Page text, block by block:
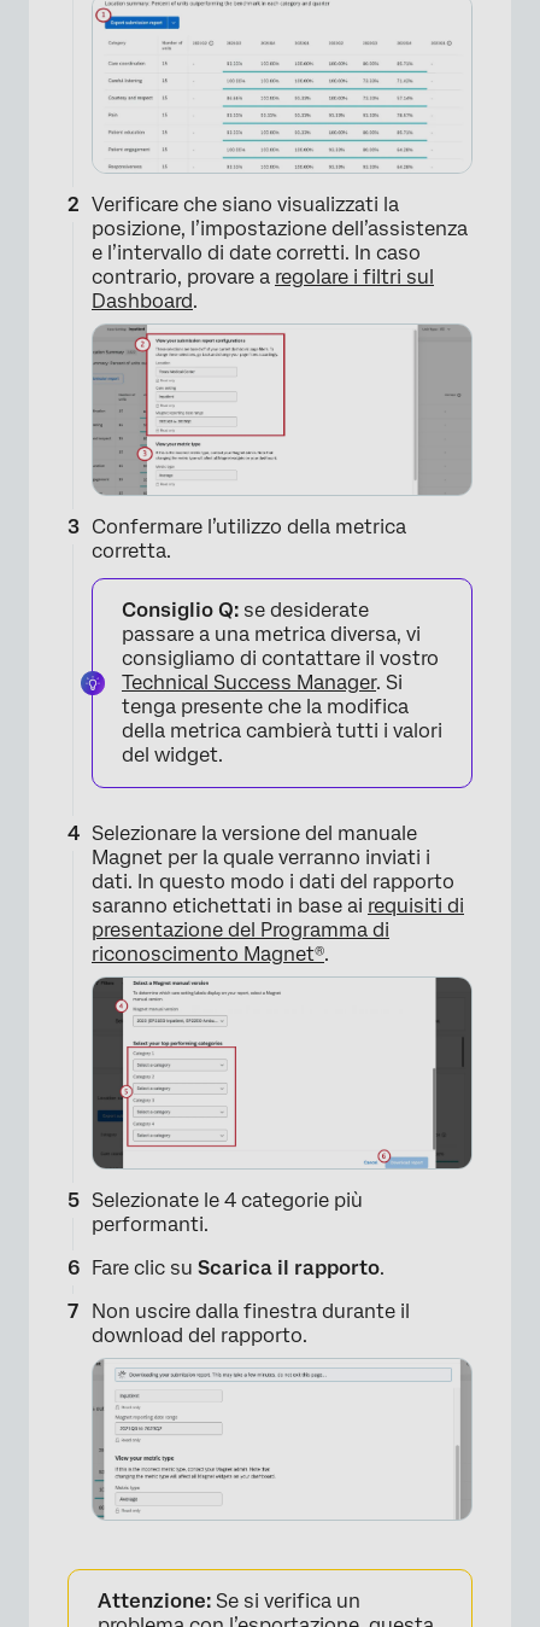
×
×
Verificare che siano visualizzati la
posizione, l’impostazione dell’assistenza
e l’intervallo di date corretti. In caso
contrario, provare a regolare i filtri sul
Dashboard.
×
Confermare l’utilizzo della metrica
corretta.
Consiglio Q: se desiderate
passare a una metrica diversa, vi
consigliamo di contattare il vostro
Technical Success Manager. Si
tenga presente che la modifica
della metrica cambierà tutti i valori
del widget.
Selezionare la versione del manuale
Magnet per la quale verranno inviati i
dati. In questo modo i dati del rapporto
saranno etichettati in base ai requisiti di
presentazione del Programma di
riconoscimento Magnet®.
Selezionate le 4 categorie più
performanti.
Fare clic su Scarica il rapporto.
Non uscire dalla finestra durante il
download del rapporto.
Attenzione: Se si verifica un